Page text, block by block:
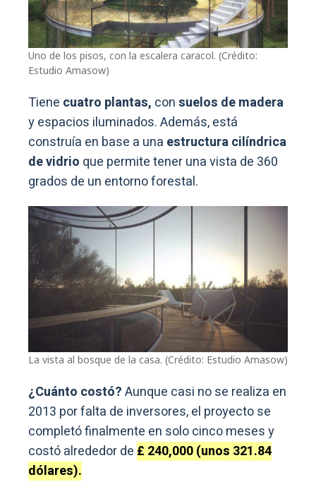
Uno de los pisos, con la escalera caracol. (Crédito:
Estudio Amasow)
Tiene cuatro plantas, consuelos de madera
y espacios iluminados. Además, está
construía en base a una estructura cilíndrica
de vidrio que permite tener una vista de 360
grados de un entorno forestal.
La vista al bosque de la casa. (Crédito: Estudio Amasow)
¿Cuánto costó?Aunque casi no se realiza en
2013 por falta de inversores, el proyecto se
completó finalmente en solo cinco meses y
costó alrededor de £ 240,000 (unos 321.84
dólares).